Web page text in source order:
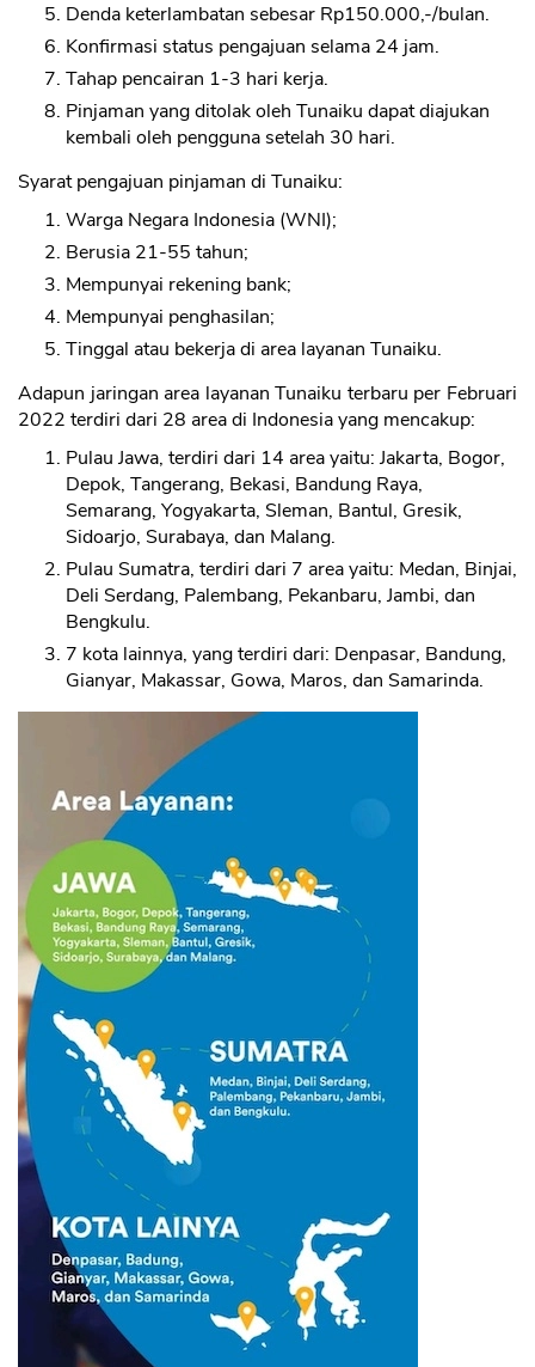
Denda keterlambatan sebesar Rp150.000,-/bulan.
Konfirmasi status pengajuan selama 24 jam.
Tahap pencairan 1-3 hari kerja.
Pinjaman yang ditolak oleh Tunaiku dapat diajukan
kembali oleh pengguna setelah 30 hari.
Syarat pengajuan pinjaman di Tunaiku:
Warga Negara Indonesia (WNI);
Berusia 21-55 tahun;
Mempunyai rekening bank;
Mempunyai penghasilan;
Tinggal atau bekerja di area layanan Tunaiku.
Adapun jaringan area layanan Tunaiku terbaru per Februari
2022 terdiri dari 28 area di Indonesia yang mencakup:
Pulau Jawa, terdiri dari 14 area yaitu: Jakarta, Bogor,
Depok, Tangerang, Bekasi, Bandung Raya,
Semarang, Yogyakarta, Sleman, Bantul, Gresik,
Sidoarjo, Surabaya, dan Malang.
Pulau Sumatra, terdiri dari 7 area yaitu: Medan, Binjai,
Deli Serdang, Palembang, Pekanbaru, Jambi, dan
Bengkulu.
7 kota lainnya, yang terdiri dari: Denpasar, Bandung,
Gianyar, Makassar, Gowa, Maros, dan Samarinda.